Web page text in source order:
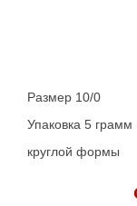
Размер 10/0
Упаковка 5 грамм
круглой формы